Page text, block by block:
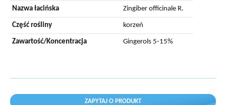
Nazwa łacińska Zingiber officinale R.
Część rośliny korzeń
Zawartość/Koncentracja Gingerols 5-15%
ZAPYTAJ O PRODUKT